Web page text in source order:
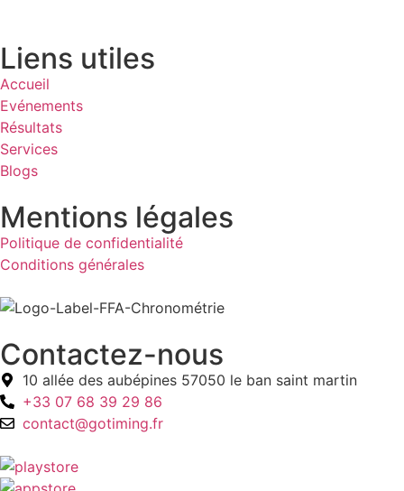
Liens utiles
Accueil
Evénements
Résultats
Services
Blogs
Mentions légales
Politique de confidentialité
Conditions générales
Contactez-nous
10 allée des aubépines 57050 le ban saint martin
+33 07 68 39 29 86
contact@gotiming.fr